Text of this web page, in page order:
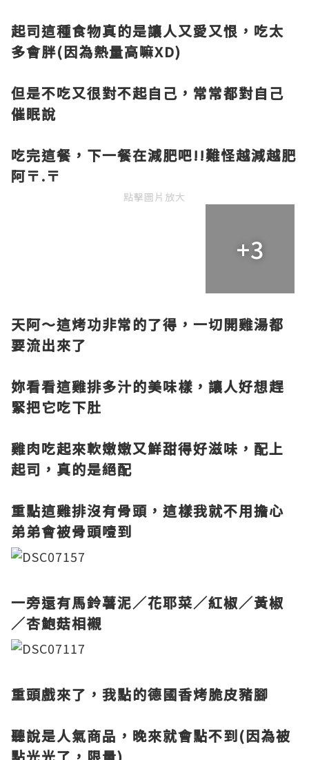
起司這種食物真的是讓人又愛又恨，吃太
多會胖(因為熱量高嘛XD)
但是不吃又很對不起自己，常常都對自己
催眠說
吃完這餐，下一餐在減肥吧!!難怪越減越肥
阿〒.〒
點擊圖片放大
+3
天阿～這烤功非常的了得，一切開雞湯都
要流出來了
妳看看這雞排多汁的美味樣，讓人好想趕
緊把它吃下肚
雞肉吃起來軟嫩嫩又鮮甜得好滋味，配上
起司，真的是絕配
重點這雞排沒有骨頭，這樣我就不用擔心
弟弟會被骨頭噎到
一旁還有馬鈴薯泥／花耶菜／紅椒／黃椒
／杏鮑菇相襯
重頭戲來了，我點的德國香烤脆皮豬腳
聽說是人氣商品，晚來就會點不到(因為被
點光光了，限量)